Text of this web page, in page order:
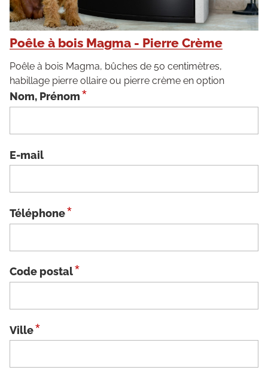
Poêle à bois Magma - Pierre Crème
Poêle à bois Magma, bûches de 50 centimètres,
habillage pierre ollaire ou pierre crème en option
Nom, Prénom*
E-mail
Téléphone*
Code postal*
Ville*